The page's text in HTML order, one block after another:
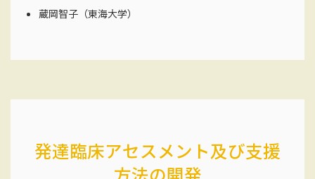
蔵岡智子（東海大学）
発達臨床アセスメント及び支援